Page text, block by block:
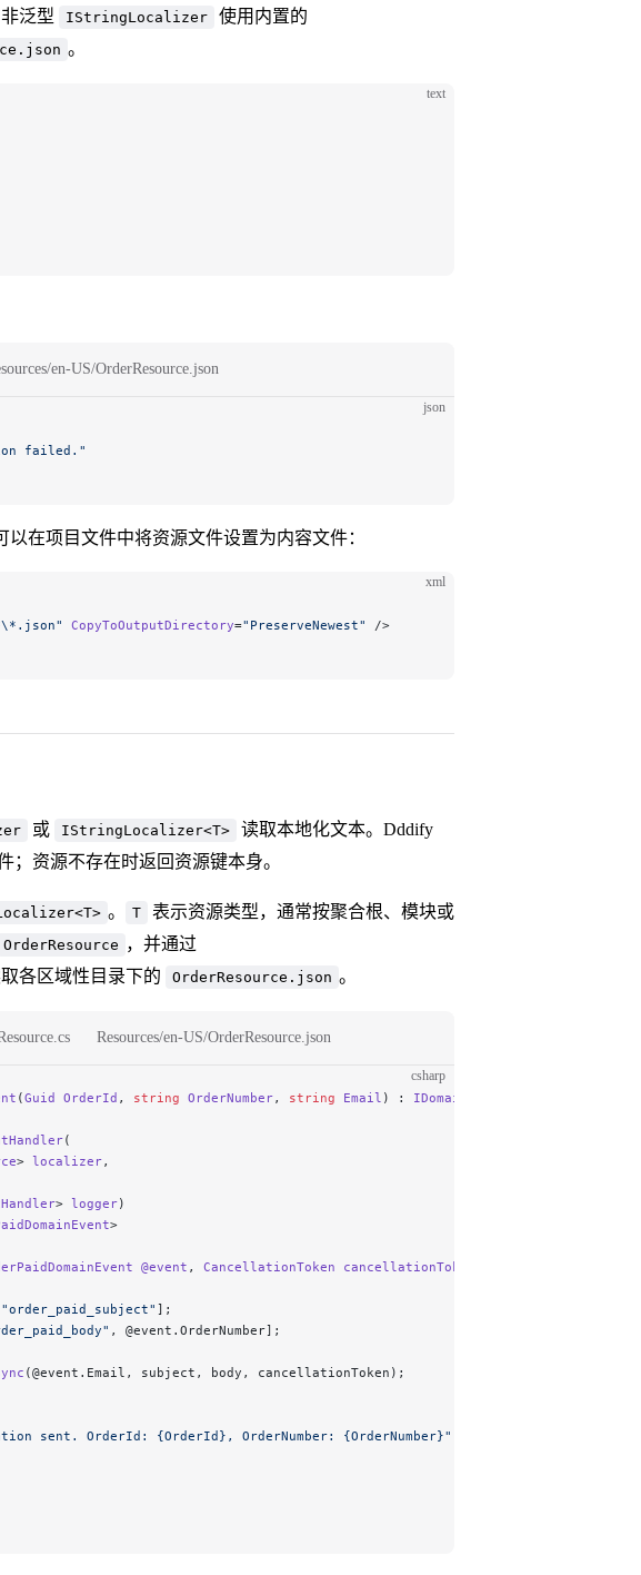
泛型 IStringLocalizer 使用内置的
。
text
en-US/OrderResource.json
json
failed."
在项目文件中将资源文件设置为内容文件：
xml
CopyToOutputDirectory="PreserveNewest"
/>
或 IStringLocalizer<T>
读取本地化文本。Dddify
；资源不存在时返回资源键本身。
。 T
表示资源类型，通常按聚合根、模块或
OrderResource ，并通过
各区域性目录下的 OrderResource.json 。
Resources/en-US/OrderResource.json
csharp
(Guid OrderId , string OrderNumber, string Email ) : IDomainEvent
(
> localizer,
> logger)
>
@event , CancellationToken cancellationToken
"order_paid_subject" ];
, @event.OrderNumber];
(@event.Email, subject, body, cancellationToken);
sent. OrderId: {OrderId}, OrderNumber: {OrderNumber}"